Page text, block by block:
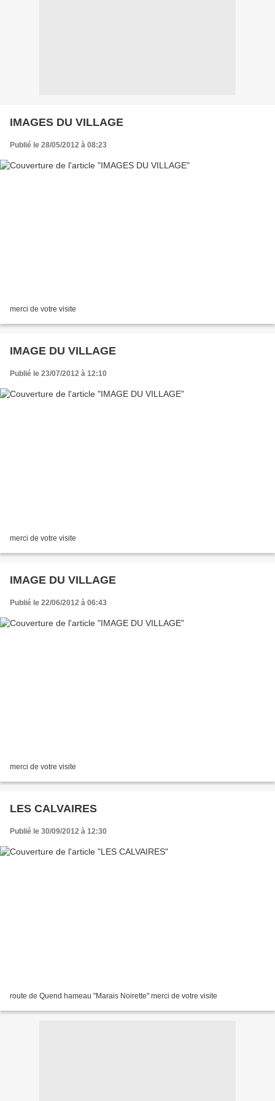
IMAGES DU VILLAGE
Publié le 28/05/2012 à 08:23
merci de votre visite
IMAGE DU VILLAGE
Publié le 23/07/2012 à 12:10
merci de votre visite
IMAGE DU VILLAGE
Publié le 22/06/2012 à 06:43
merci de votre visite
LES CALVAIRES
Publié le 30/09/2012 à 12:30
route de Quend hameau "Marais Noirette" merci de votre visite